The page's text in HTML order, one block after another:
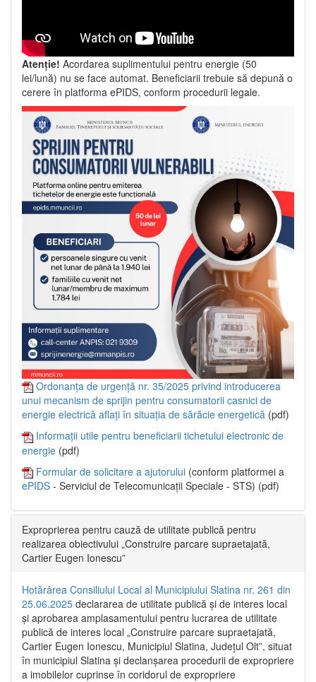
Atenție! Acordarea suplimentului pentru energie (50
lei/lună) nu se face automat. Beneficiarii trebuie să depună o
cerere în platforma ePIDS, conform procedurii legale.
Ordonanța de urgență nr. 35/2025 privind introducerea
unui mecanism de sprijin pentru consumatorii casnici de
energie electrică aflați în situația de sărăcie energetică (pdf)
Informații utile pentru beneficiarii tichetului electronic de
energie (pdf)
Formular de solicitare a ajutorului (conform platformei a
ePIDS - Serviciul de Telecomunicații Speciale - STS) (pdf)
Exproprierea pentru cauză de utilitate publică pentru
realizarea obiectivului „Construire parcare supraetajată,
Cartier Eugen Ionescu”
Hotărârea Consiliului Local al Municipiului Slatina nr. 261 din
25.06.2025 declararea de utilitate publică și de interes local
și aprobarea amplasamentului pentru lucrarea de utilitate
publică de interes local „Construire parcare supraetajată,
Cartier Eugen Ionescu, Municipiul Slatina, Județul Olt”, situat
în municipiul Slatina și declanșarea procedurii de expropriere
a imobilelor cuprinse în coridorul de expropriere